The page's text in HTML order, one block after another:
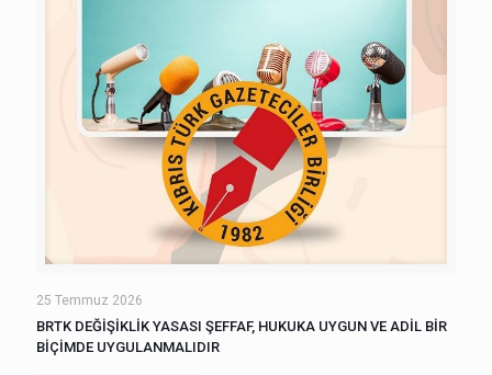
25 Temmuz 2026
BRTK DEĞİŞİKLİK YASASI ŞEFFAF, HUKUKA UYGUN VE ADİL BİR
BİÇİMDE UYGULANMALIDIR